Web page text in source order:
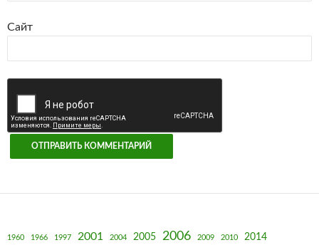
Сайт
1960 1966 1997 2001 2004 2005 2006 2009 2010 2014